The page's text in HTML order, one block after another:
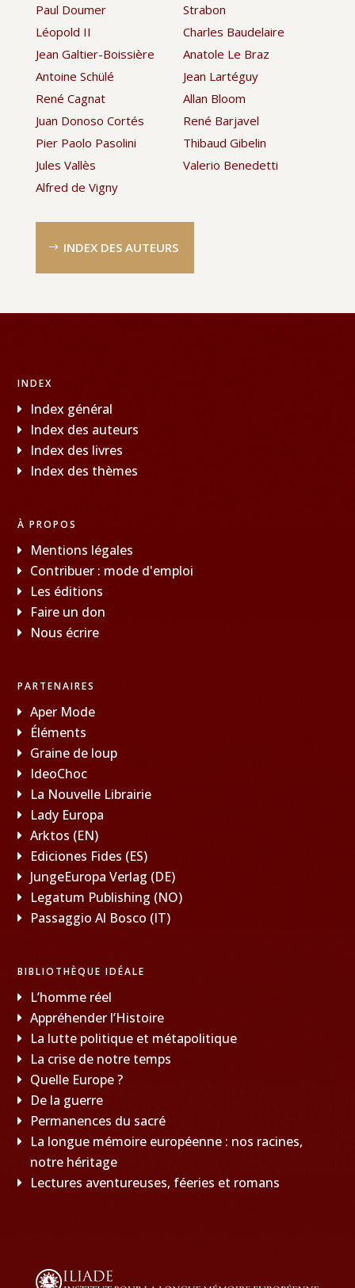
Paul Doumer
Léopold II
Jean Galtier-Boissière
Antoine Schülé
René Cagnat
Juan Donoso Cortés
Pier Paolo Pasolini
Jules Vallès
Alfred de Vigny
Strabon
Charles Baudelaire
Anatole Le Braz
Jean Lartéguy
Allan Bloom
René Barjavel
Thibaud Gibelin
Valerio Benedetti
INDEX DES AUTEURS
INDEX
Index général
Index des auteurs
Index des livres
Index des thèmes
À PROPOS
Mentions légales
Contribuer : mode d'emploi
Les éditions
Faire un don
Nous écrire
PARTENAIRES
Aper Mode
Éléments
Graine de loup
IdeoChoc
La Nouvelle Librairie
Lady Europa
Arktos (EN)
Ediciones Fides (ES)
JungeEuropa Verlag (DE)
Legatum Publishing (NO)
Passaggio Al Bosco (IT)
BIBLIOTHÈQUE IDÉALE
L’homme réel
Appréhender l’Histoire
La lutte politique et métapolitique
La crise de notre temps
Quelle Europe ?
De la guerre
Permanences du sacré
La longue mémoire européenne : nos racines,
notre héritage
Lectures aventureuses, féeries et romans